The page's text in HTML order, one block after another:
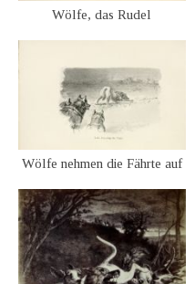
Wölfe, das Rudel
Wölfe nehmen die Fährte auf